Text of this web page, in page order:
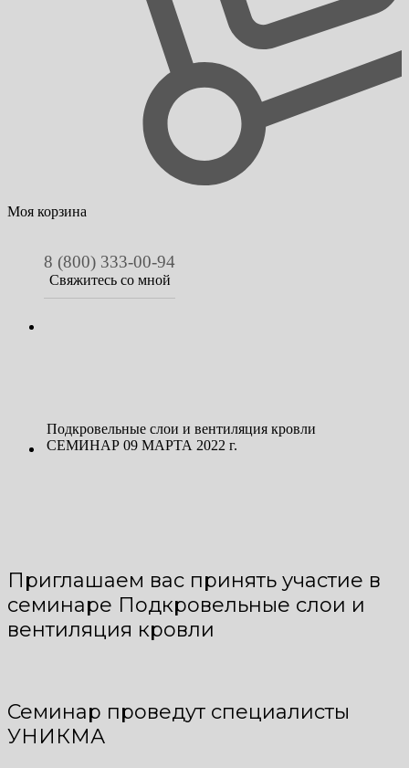
Моя корзина
8 (800) 333-00-94
Свяжитесь со мной
Подкровельные слои и вентиляция кровли
СЕМИНАР 09 МАРТА 2022 г.
Приглашаем вас принять участие в
семинаре Подкровельные слои и
вентиляция кровли
Семинар проведут специалисты
УНИКМА